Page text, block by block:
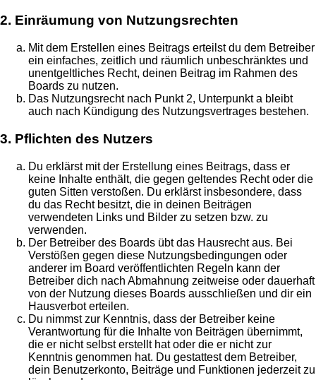
2. Einräumung von Nutzungsrechten
Mit dem Erstellen eines Beitrags erteilst du dem Betreiber
ein einfaches, zeitlich und räumlich unbeschränktes und
unentgeltliches Recht, deinen Beitrag im Rahmen des
Boards zu nutzen.
Das Nutzungsrecht nach Punkt 2, Unterpunkt a bleibt
auch nach Kündigung des Nutzungsvertrages bestehen.
3. Pflichten des Nutzers
Du erklärst mit der Erstellung eines Beitrags, dass er
keine Inhalte enthält, die gegen geltendes Recht oder die
guten Sitten verstoßen. Du erklärst insbesondere, dass
du das Recht besitzt, die in deinen Beiträgen
verwendeten Links und Bilder zu setzen bzw. zu
verwenden.
Der Betreiber des Boards übt das Hausrecht aus. Bei
Verstößen gegen diese Nutzungsbedingungen oder
anderer im Board veröffentlichten Regeln kann der
Betreiber dich nach Abmahnung zeitweise oder dauerhaft
von der Nutzung dieses Boards ausschließen und dir ein
Hausverbot erteilen.
Du nimmst zur Kenntnis, dass der Betreiber keine
Verantwortung für die Inhalte von Beiträgen übernimmt,
die er nicht selbst erstellt hat oder die er nicht zur
Kenntnis genommen hat. Du gestattest dem Betreiber,
dein Benutzerkonto, Beiträge und Funktionen jederzeit zu